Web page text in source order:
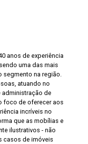
anos de experiência
uma das mais
segmento na região.
atuando no
administração de
foco de oferecer aos
incríveis no
que as mobílias e
ilustrativos - não
casos de imóveis